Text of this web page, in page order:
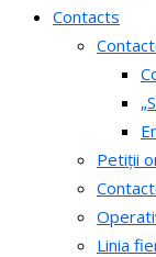
Contacts
Petiții
Linia